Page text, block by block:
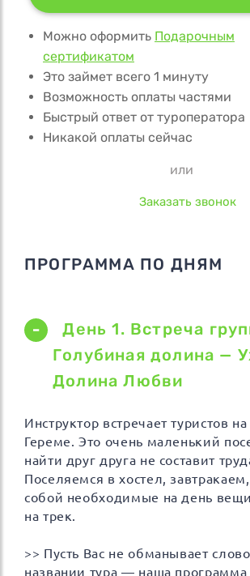
Можно оформить Подарочным
сертификатом
Это займет всего 1 минуту
Возможность оплаты частями
Быстрый ответ от туроператора
Никакой оплаты сейчас
или
Заказать звонок
ПРОГРАММА ПО ДНЯМ
День 1. Встреча
Голубиная долина —
Долина Любви
Инструктор встречает туристов
Гереме. Это очень маленький
найти друг друга не составит
Поселяемся в хостел,
собой необходимые на день
на трек.
>> Пусть Вас не обманывает
названии тура — наша программа